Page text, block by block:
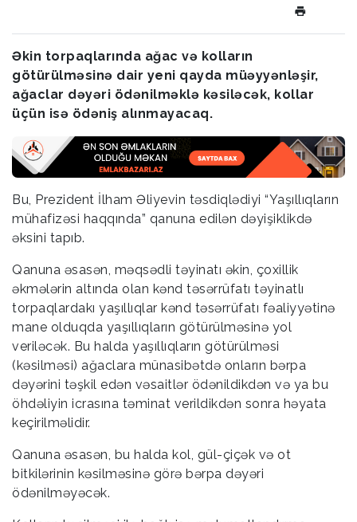
Əkin torpaqlarında ağac və kolların
götürülməsinə dair yeni qayda müəyyənləşir,
ağaclar dəyəri ödənilməklə kəsiləcək, kollar
üçün isə ödəniş alınmayacaq.
Bu, Prezident İlham Əliyevin təsdiqlədiyi “Yaşıllıqların
mühafizəsi haqqında” qanuna edilən dəyişiklikdə
əksini tapıb.
Qanuna əsasən, məqsədli təyinatı əkin, çoxillik
əkmələrin altında olan kənd təsərrüfatı təyinatlı
torpaqlardakı yaşıllıqlar kənd təsərrüfatı fəaliyyətinə
mane olduqda yaşıllıqların götürülməsinə yol
veriləcək. Bu halda yaşıllıqların götürülməsi
(kəsilməsi) ağaclara münasibətdə onların bərpa
dəyərini təşkil edən vəsaitlər ödənildikdən və ya bu
öhdəliyin icrasına təminat verildikdən sonra həyata
keçirilməlidir.
Qanuna əsasən, bu halda kol, gül-çiçək və ot
bitkilərinin kəsilməsinə görə bərpa dəyəri
ödənilməyəcək.